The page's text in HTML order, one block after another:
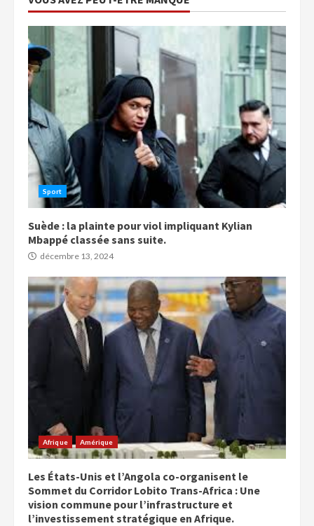
Sport
Suède : la plainte pour viol impliquant Kylian
Mbappé classée sans suite.
décembre 13, 2024
Afrique Amérique
Les États-Unis et l’Angola co-organisent le
Sommet du Corridor Lobito Trans-Africa : Une
vision commune pour l’infrastructure et
l’investissement stratégique en Afrique.